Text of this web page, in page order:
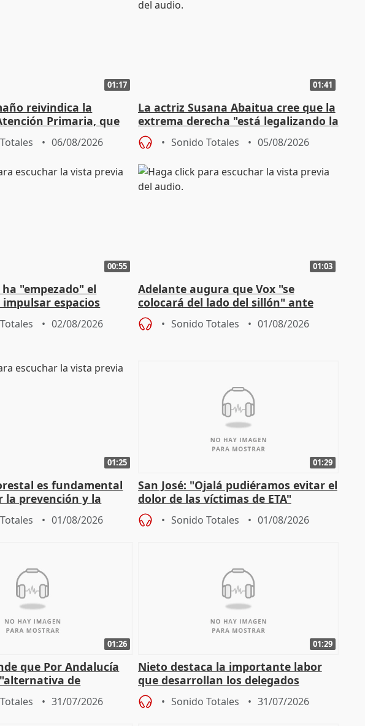
01:17
reivindica la
Primaria, que
06/08/2026
01:41
La actriz Susana Abaitua cree que la
extrema derecha "está legalizando la
homofobia"
Sonido Totales 05/08/2026
00:55
"empezado" el
espacios
las municipales
02/08/2026
01:03
Adelante augura que Vox "se
colocará del lado del sillón" ante
iniciativas de la oposición
Sonido Totales 01/08/2026
01:25
es fundamental
la prevención y la
a incendios
01/08/2026
01:29
San José: "Ojalá pudiéramos evitar el
dolor de las víctimas de ETA"
Sonido Totales 01/08/2026
01:26
que Por Andalucía
de
su labor de oposición
31/07/2026
01:29
Nieto destaca la importante labor
que desarrollan los delegados
territoriales de la Junta
Sonido Totales 31/07/2026